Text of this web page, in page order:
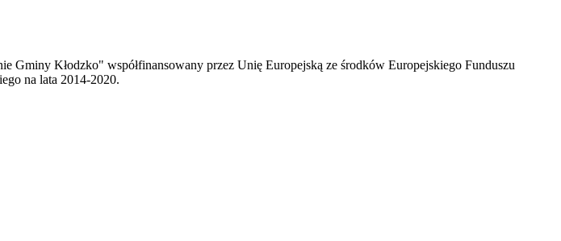
Gminy Kłodzko" współfinansowany przez Unię Europejską ze środków Europejskiego Funduszu
na lata 2014-2020.